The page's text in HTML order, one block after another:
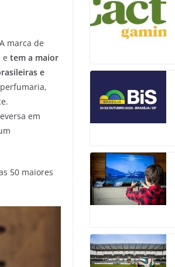
marca de
e tem a maior
e
em
50 maiores